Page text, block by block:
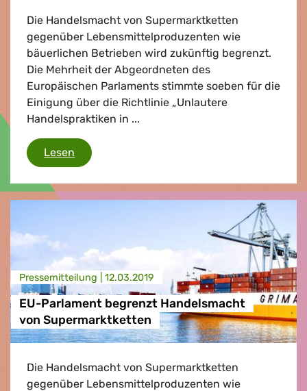
Die Handelsmacht von Supermarktketten
gegenüber Lebensmittelproduzenten wie
bäuerlichen Betrieben wird zukünftig begrenzt.
Die Mehrheit der Abgeordneten des
Europäischen Parlaments stimmte soeben für die
Einigung über die Richtlinie „Unlautere
Handelspraktiken in ...
Lesen EU-Parlament begrenzt Handelsmacht von
Presse­mitteilung | 12.03.2019
EU-Parlament begrenzt Handelsmacht
von Supermarktketten
Die Handelsmacht von Supermarktketten
gegenüber Lebensmittelproduzenten wie